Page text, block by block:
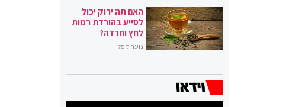
האם תה ירוק יכול
לסייע בהורדת רמות
לחץ וחרדה?
נועה קפלן